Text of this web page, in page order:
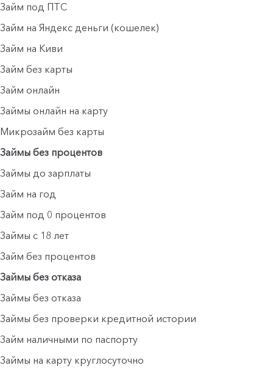
Займ под ПТС
Займ на Яндекс деньги (кошелек)
Займ на Киви
Займ без карты
Займ онлайн
Займы онлайн на карту
Микрозайм без карты
Займы без процентов
Займы до зарплаты
Займ на год
Займ под 0 процентов
Займы с 18 лет
Займ без процентов
Займы без отказа
Займы без отказа
Займы без проверки кредитной истории
Займ наличными по паспорту
Займы на карту круглосуточно